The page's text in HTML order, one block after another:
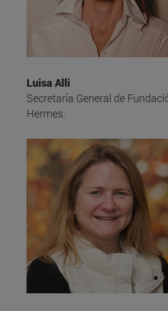
Luisa Alli
Secretaría General de
Hermes.